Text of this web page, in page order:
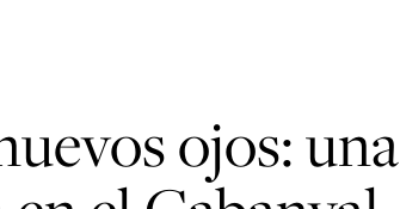
ojos: una